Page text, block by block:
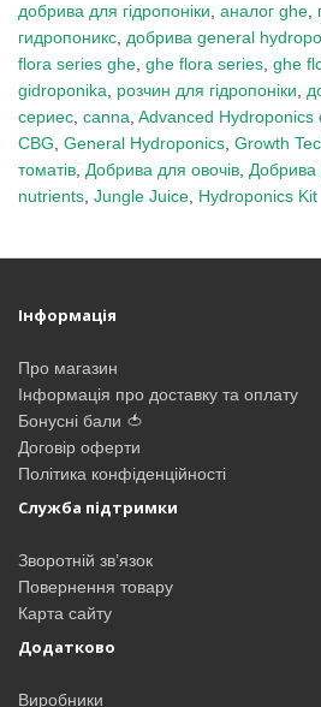
добрива для гідропоніки аналог ghe
гидропоникс добрива general
flora series ghe ghe flora series ghe
gidroponika
розчин для гідропоніки
сериес canna Advanced Hydroponics
CBG General Hydroponics Growth
томатів Добрива для овочів Добрива
nutrients Jungle Juice Hydroponics Kit
Інформація
Про магазин
Інформація про доставку та оплату
Бонусні бали 🍅
Договір оферти
Політика конфіденційності
Служба підтримки
Зворотній зв’язок
Повернення товару
Карта сайту
Додатково
Виробники